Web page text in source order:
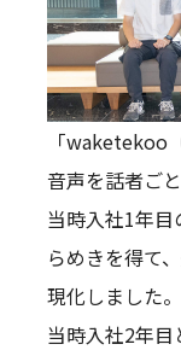
「waketekoo
音声を話者ご
当時入社1年
らめきを得て
現化しました
当時入社2年